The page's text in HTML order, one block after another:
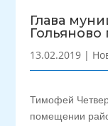
Глава
13.02.2019 |
Тимофей
помещении